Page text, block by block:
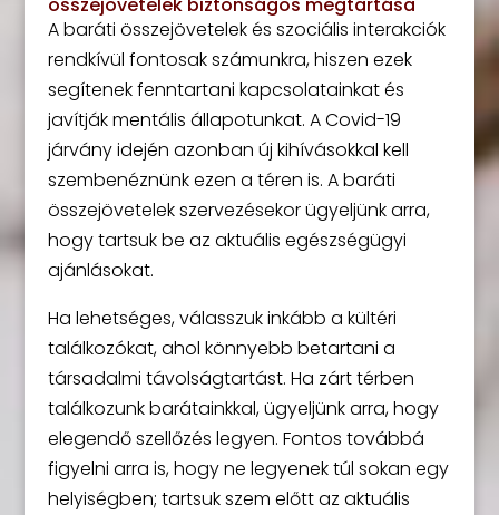
összejövetelek biztonságos megtartása
A baráti összejövetelek és szociális interakciók
rendkívül fontosak számunkra, hiszen ezek
segítenek fenntartani kapcsolatainkat és
javítják mentális állapotunkat. A Covid-19
járvány idején azonban új kihívásokkal kell
szembenéznünk ezen a téren is. A baráti
összejövetelek szervezésekor ügyeljünk arra,
hogy tartsuk be az aktuális egészségügyi
ajánlásokat.
Ha lehetséges, válasszuk inkább a kültéri
találkozókat, ahol könnyebb betartani a
társadalmi távolságtartást. Ha zárt térben
találkozunk barátainkkal, ügyeljünk arra, hogy
elegendő szellőzés legyen. Fontos továbbá
figyelni arra is, hogy ne legyenek túl sokan egy
helyiségben; tartsuk szem előtt az aktuális